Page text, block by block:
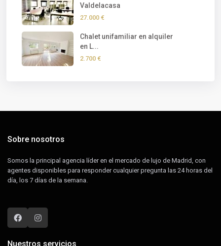
Valdelacasa
27.000 €
Chalet unifamiliar en alquiler
en L...
2.700 €
Sobre nosotros
Somos la principal agencia líder en el mercado de lujo de Madrid, con
agentes disponibles para responder cualquier pregunta las 24 horas del
día, los 7 días de la semana.
Nuestros servicios